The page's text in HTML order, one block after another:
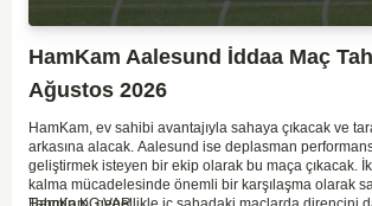
HamKam Aalesund İddaa Maç
Ağustos 2026
HamKam, ev sahibi avantajıyla sahaya çıkacak ve
arkasına alacak. Aalesund ise deplasman
geliştirmek isteyen bir ekip olarak bu maça çıkacak.
kalma mücadelesinde önemli bir karşılaşma olarak